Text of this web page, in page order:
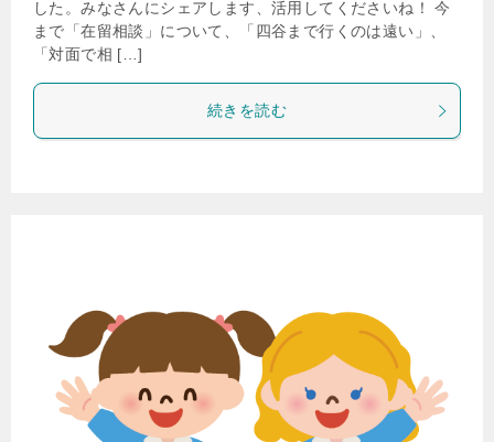
した。みなさんにシェアします、活用してくださいね！ 今
まで「在留相談」について、「四谷まで行くのは遠い」、
「対面で相 […]
続きを読む